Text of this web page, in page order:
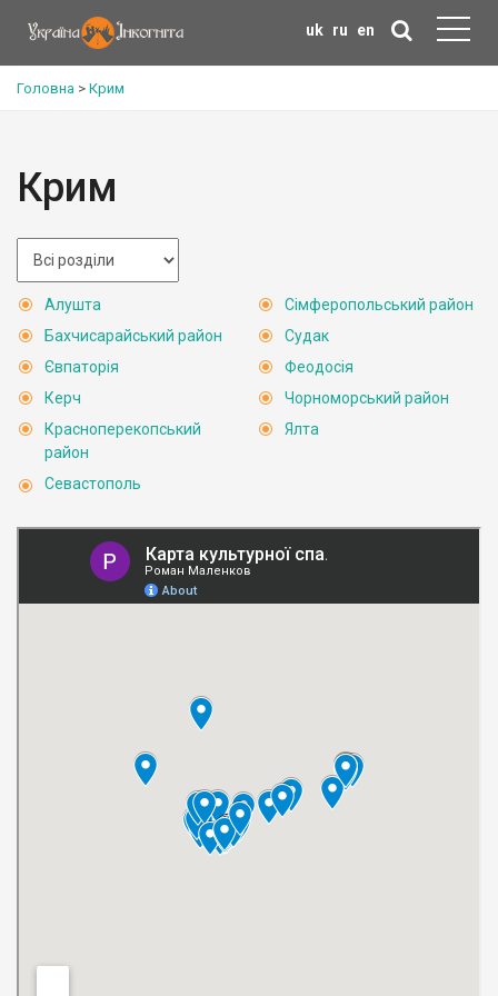
uk ru en
Головна > Крим
Крим
Алушта
Бахчисарайський район
Євпаторія
Керч
Красноперекопський
район
Севастополь
Сімферопольський район
Судак
Феодосія
Чорноморський район
Ялта